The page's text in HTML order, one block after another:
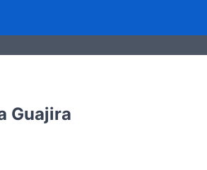
Guajira